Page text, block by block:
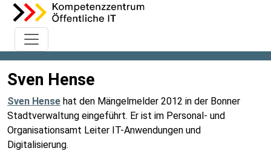
Sven Hense
Sven Hense hat den Mängelmelder 2012 in der Bonner
Stadtverwaltung eingeführt. Er ist im Personal- und
Organisationsamt Leiter IT-Anwendungen und
Digitalisierung.